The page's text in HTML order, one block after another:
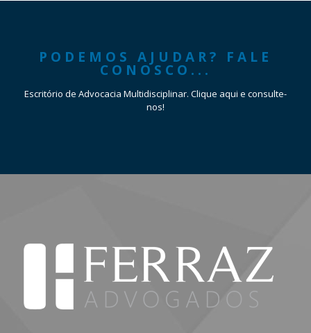
PODEMOS AJUDAR? FALE
CONOSCO...
Escritório de Advocacia Multidisciplinar. Clique aqui e consulte-
nos!